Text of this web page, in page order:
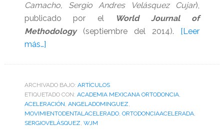
Camacho, Sergio Andres Velásquez Cujar),
publicado por el
World Journal of
Methodology
(septiembre del 2014). [Leer
más…]acerca
de
literatura
sobre
movimiento
ARCHIVADO BAJO: ARTÌCULOS
ETIQUETADO CON: ACADEMIA MEXICANA ORTODONCIA,
ACELERACIÓN, ANGELADOMINGUEZ,
MOVIMIENTODENTALACELERADO, ORTODONCIAACELERADA,
SERGIOVELÁSQUEZ, WJM